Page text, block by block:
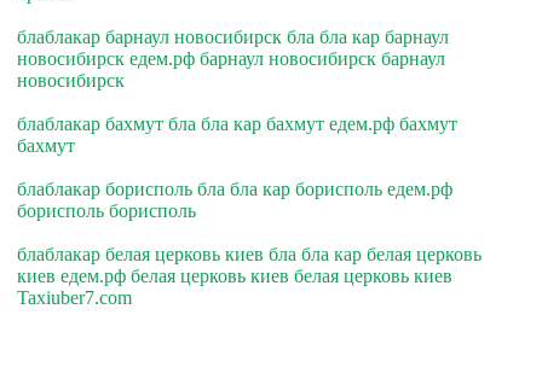
блаблакар барнаул новосибирск бла бла кар барнаул
новосибирск едем.рф барнаул новосибирск барнаул
новосибирск
блаблакар бахмут бла бла кар бахмут едем.рф бахмут
бахмут
блаблакар борисполь бла бла кар борисполь едем.рф
борисполь борисполь
блаблакар белая церковь киев бла бла кар белая церковь
киев едем.рф белая церковь киев белая церковь киев
Taxiuber7.com